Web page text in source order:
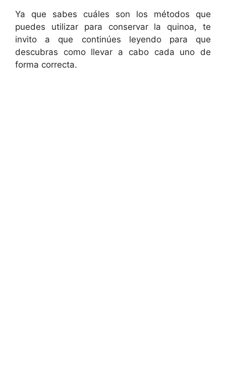
Ya que sabes cuáles son los métodos que
puedes utilizar para conservar la quinoa, te
invito a que continúes leyendo para que
descubras como llevar a cabo cada uno de
forma correcta.